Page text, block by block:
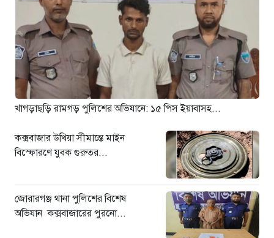
নদীদূষণ রোধে কঠোর প্রধানমন্ত্রী:
সমন্বিত উদ্যোগের তাগিদ
৫ ঘণ্টা আগে
দেশ ছাড়ার পর হাসিনা পরিবারের
সদস্যরা এখন কোথায়?
খাগড়াছড়ি রামগড় পুলিশের অভিযানে: ১৫ পিস ইয়াবাসহ...
কক্সবাজার উখিয়া সীমান্তে মাইন
বিস্ফোরণে যুবক গুরুতর...
জোরারগঞ্জ থানা পুলিশের বিশেষ
অভিযান কক্সবাজারের পুরনো...